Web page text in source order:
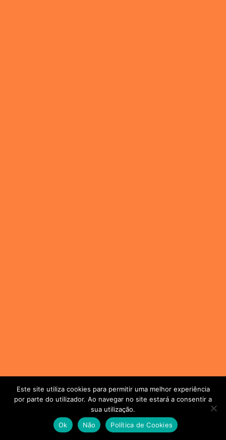
Este site utiliza cookies para permitir uma melhor experiência
por parte do utilizador. Ao navegar no site estará a consentir a
sua utilização.
Ok
Não Política de Cookies